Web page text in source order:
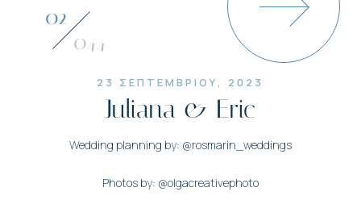
03
044
23 ΣΕΠΤΕΜΒΡΙΟΥ, 2023
Juliana & Eric
Wedding planning by: @rosmarin_weddings
Photos by: @olgacreativephoto